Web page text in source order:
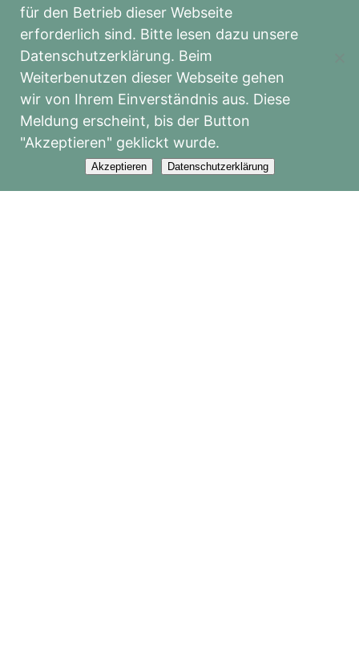
Holotropes Atmen
19.09.2026 - 20.09.2026
Ganztägig
KOSTENLOSES Info-Webinar: Tiermassage & Bewegungstraining
17.11.2026
für den Betrieb dieser Webseite
erforderlich sind. Bitte lesen dazu unsere
Datenschutzerklärung. Beim
Weiterbenutzen dieser Webseite gehen
wir von Ihrem Einverständnis aus. Diese
Meldung erscheint, bis der Button
"Akzeptieren" geklickt wurde.
Akzeptieren Datenschutzerklärung